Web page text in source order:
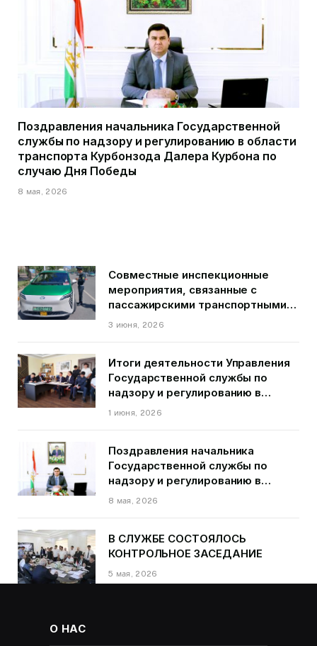
Поздравления начальника Государственной
службы по надзору и регулированию в области
транспорта Курбонзода Далера Курбона по
случаю Дня Победы
8 мая, 2026
Совместные инспекционные
мероприятия, связанные с
пассажирскими транспортными
средствами на территории
3 июня, 2026
Итоги деятельности Управления
Государственной службы по
надзору и регулированию в
области транспорта ГБАО в
1 июня, 2026
Поздравления начальника
Государственной службы по
надзору и регулированию в
области транспорта Курбонзода
8 мая, 2026
В СЛУЖБЕ СОСТОЯЛОСЬ
КОНТРОЛЬНОЕ ЗАСЕДАНИЕ
5 мая, 2026
О НАС